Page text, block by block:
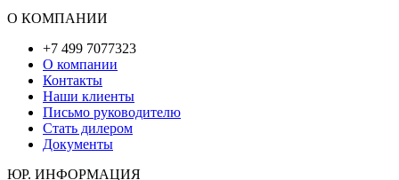
О КОМПАНИИ
+7 499 7077323
О компании
Контакты
Наши клиенты
Письмо руководителю
Стать дилером
Документы
ЮР. ИНФОРМАЦИЯ